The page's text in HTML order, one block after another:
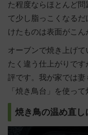
た程度ならほとんど
て少し脂っこくなる
けたものは表面がこん
オーブンで焼き上げ
たく違う仕上がりで
評です。我が家では
「焼き鳥台」を使っ
焼き鳥の温め直し